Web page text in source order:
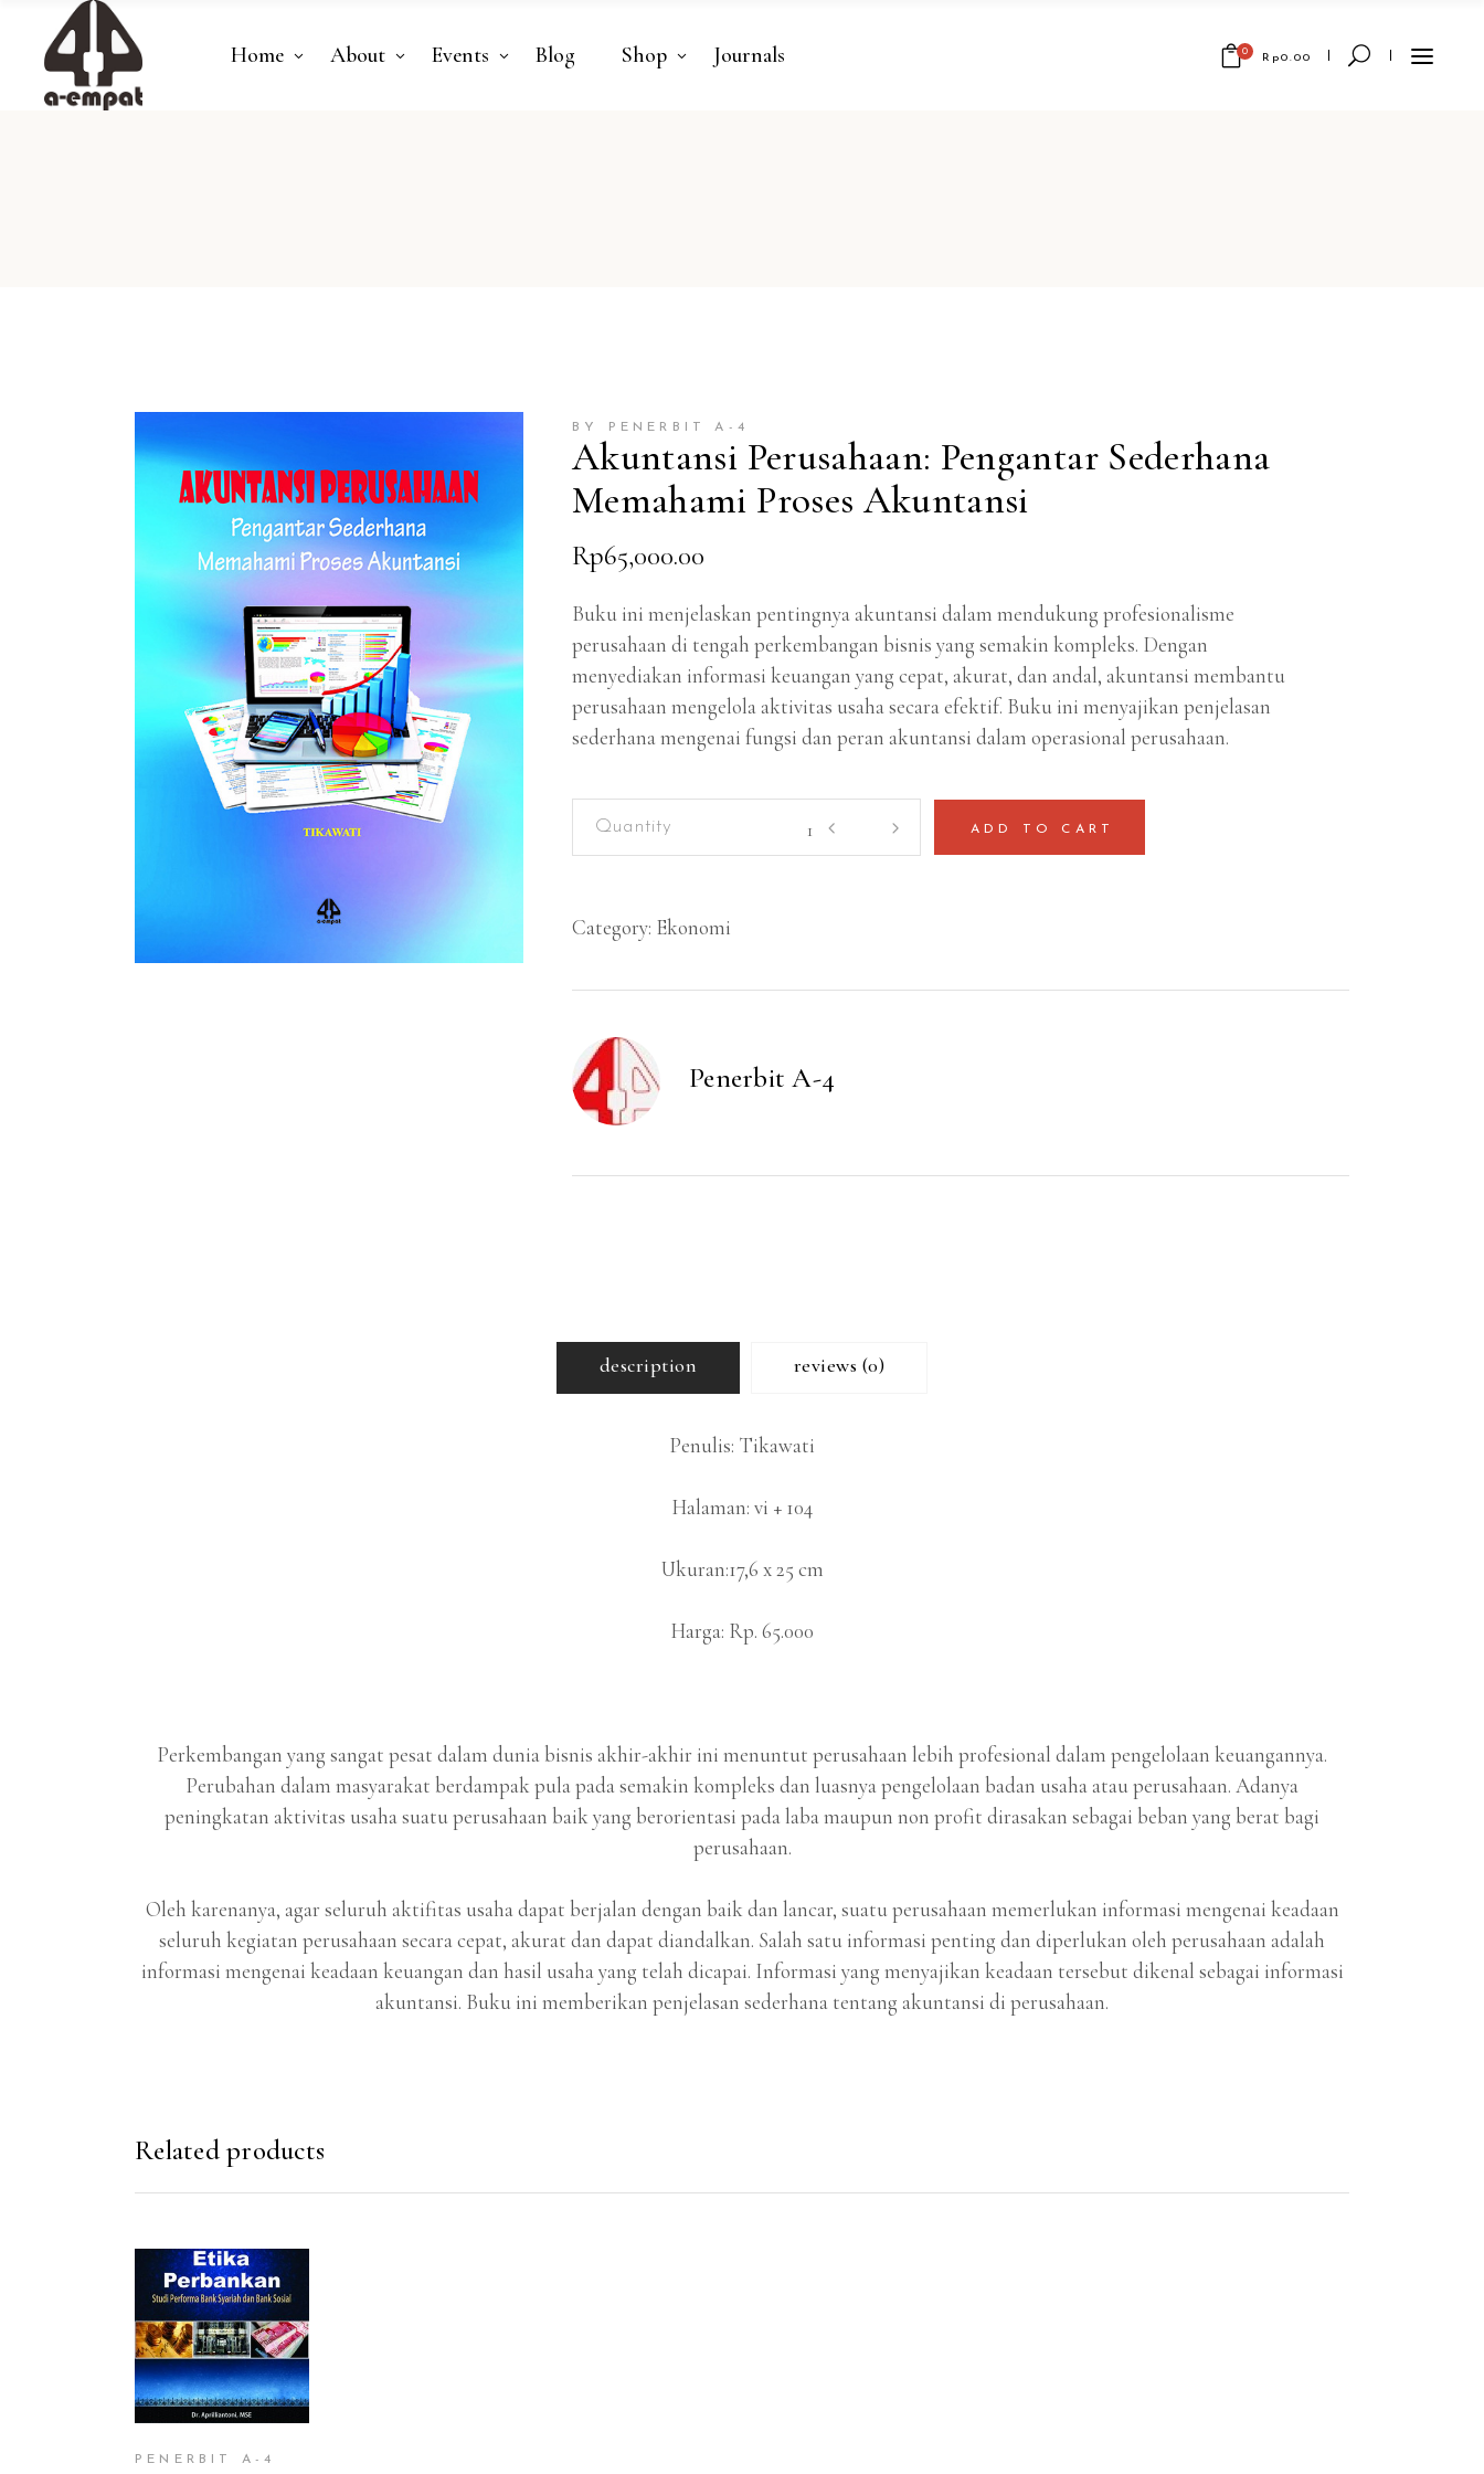
Home About Events Blog Shop Journals 0 Rp0.00
BY PENERBIT A-4
Akuntansi Perusahaan: Pengantar Sederhana
Memahami Proses Akuntansi
Rp65,000.00
Buku ini menjelaskan pentingnya akuntansi dalam mendukung profesionalisme
perusahaan di tengah perkembangan bisnis yang semakin kompleks. Dengan
menyediakan informasi keuangan yang cepat, akurat, dan andal, akuntansi membantu
perusahaan mengelola aktivitas usaha secara efektif. Buku ini menyajikan penjelasan
sederhana mengenai fungsi dan peran akuntansi dalam operasional perusahaan.
Memahami
ADD TO CART
Category: Ekonomi
Penerbit A-4
description reviews (0)
Penulis: Tikawati
Halaman: vi + 104
Ukuran:17,6 x 25 cm
Harga: Rp. 65.000
Perkembangan yang sangat pesat dalam dunia bisnis akhir-akhir ini menuntut perusahaan lebih profesional dalam pengelolaan keuangannya.
Perubahan dalam masyarakat berdampak pula pada semakin kompleks dan luasnya pengelolaan badan usaha atau perusahaan. Adanya
peningkatan aktivitas usaha suatu perusahaan baik yang berorientasi pada laba maupun non profit dirasakan sebagai beban yang berat bagi
perusahaan.
Oleh karenanya, agar seluruh aktifitas usaha dapat berjalan dengan baik dan lancar, suatu perusahaan memerlukan informasi mengenai keadaan
seluruh kegiatan perusahaan secara cepat, akurat dan dapat diandalkan. Salah satu informasi penting dan diperlukan oleh perusahaan adalah
informasi mengenai keadaan keuangan dan hasil usaha yang telah dicapai. Informasi yang menyajikan keadaan tersebut dikenal sebagai informasi
akuntansi. Buku ini memberikan penjelasan sederhana tentang akuntansi di perusahaan.
Related products
ADD TO CART
PENERBIT A-4